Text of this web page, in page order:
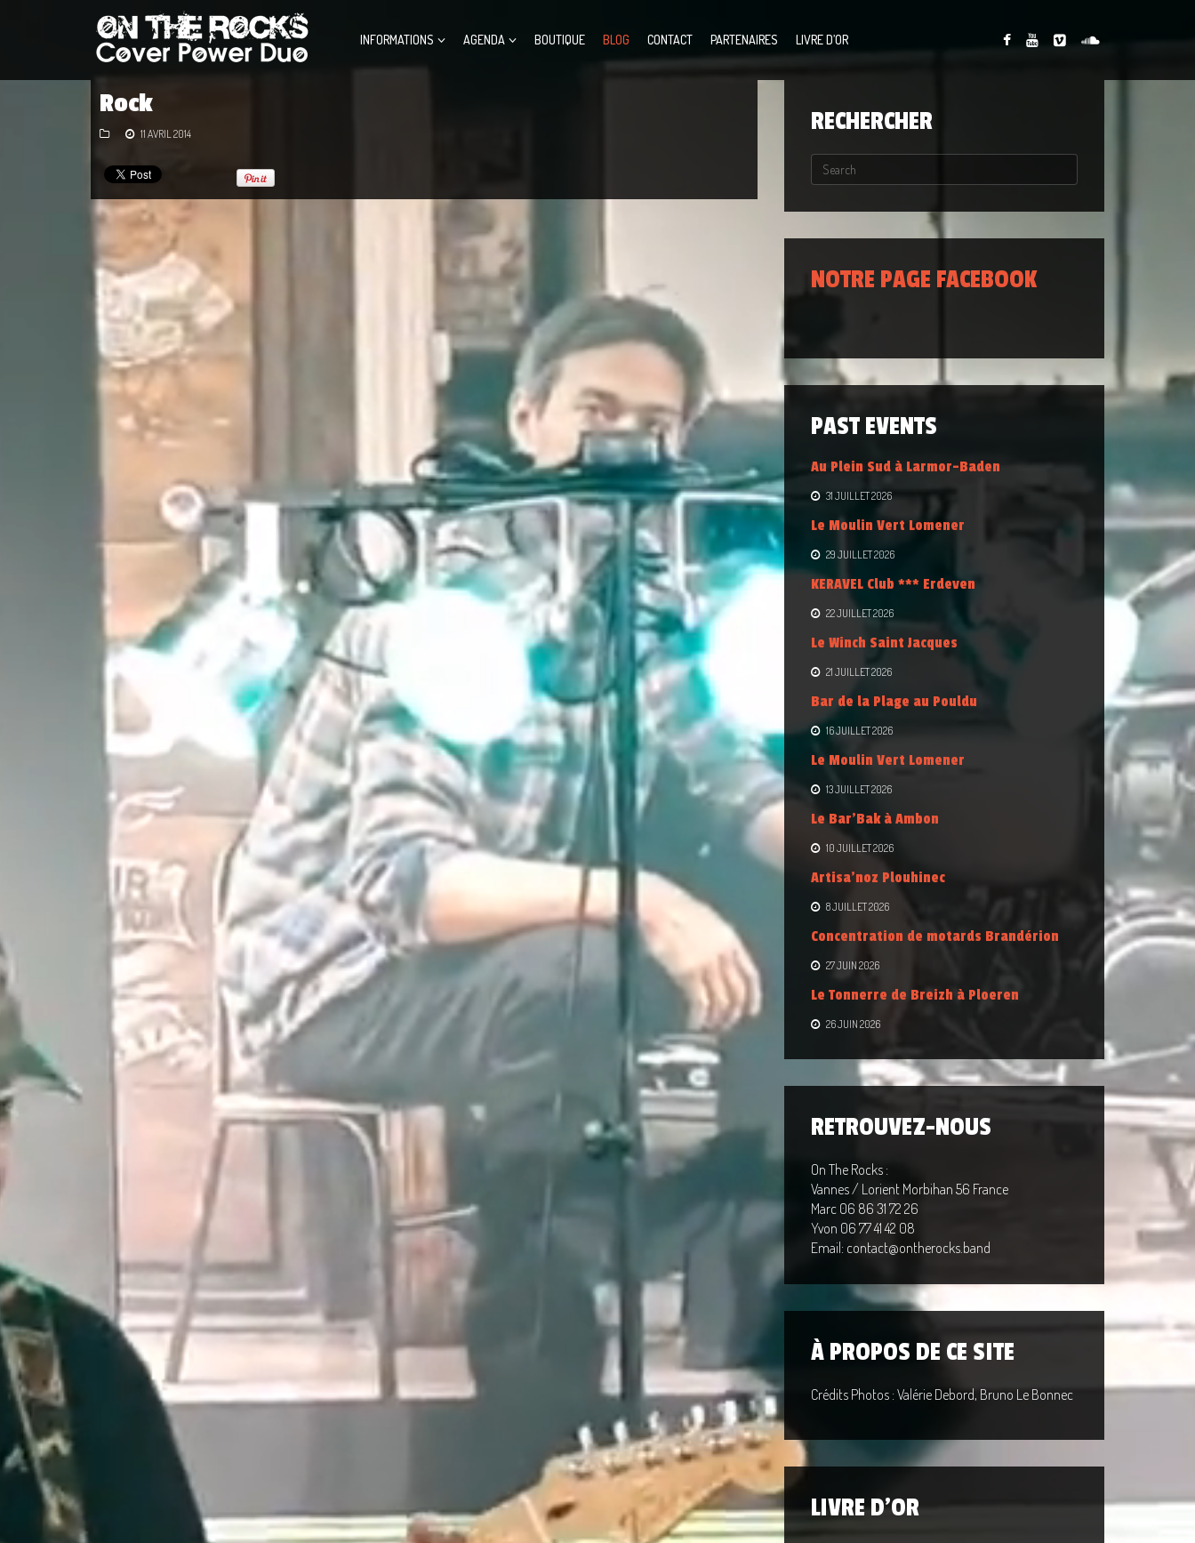
INFORMATIONS AGENDA BOUTIQUE BLOG CONTACT PARTENAIRES LIVRE D’OR
Rock
11 AVRIL 2014 RECHERCHER
NOTRE PAGE FACEBOOK
PAST EVENTS
Au Plein Sud à Larmor-Baden
31 JUILLET 2026
Le Moulin Vert Lomener
29 JUILLET 2026
KERAVEL Club *** Erdeven
22 JUILLET 2026
Le Winch Saint Jacques
21 JUILLET 2026
Bar de la Plage au Pouldu
16 JUILLET 2026
Le Moulin Vert Lomener
13 JUILLET 2026
Le Bar’Bak à Ambon
10 JUILLET 2026
Artisa’noz Plouhinec
8 JUILLET 2026
Concentration de motards Brandérion
27 JUIN 2026
Le Tonnerre de Breizh à Ploeren
26 JUIN 2026
RETROUVEZ-NOUS
On The Rocks :
Vannes / Lorient Morbihan 56 France
Marc 06 86 31 72 26
Yvon 06 77 41 42 08
Email: contact@ontherocks.band
À PROPOS DE CE SITE
Crédits Photos : Valérie Debord, Bruno Le Bonnec
LIVRE D'OR